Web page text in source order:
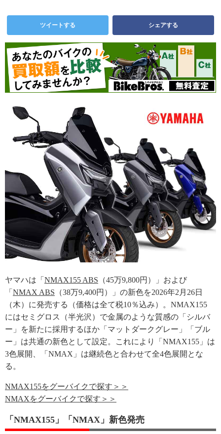
ツイートする シェアする
ヤマハは「 NMAX155 ABS （45万9,800円）」および
「 NMAX ABS （38万9,400円）」の新色を2026年2月26日
（木）に発売する（価格は全て税10％込み）。NMAX155
にはセミグロス（半光沢）で金属のような質感の「シルバ
ー」を新たに採用するほか「マットダークグレー」「ブル
ー」は共通の新色として設定。これにより「NMAX155」は
3色展開、「NMAX」は継続色と合わせて全4色展開とな
る。
NMAX155をグーバイクで探す＞＞
NMAXをグーバイクで探す＞＞
「NMAX155」「NMAX」新色発売